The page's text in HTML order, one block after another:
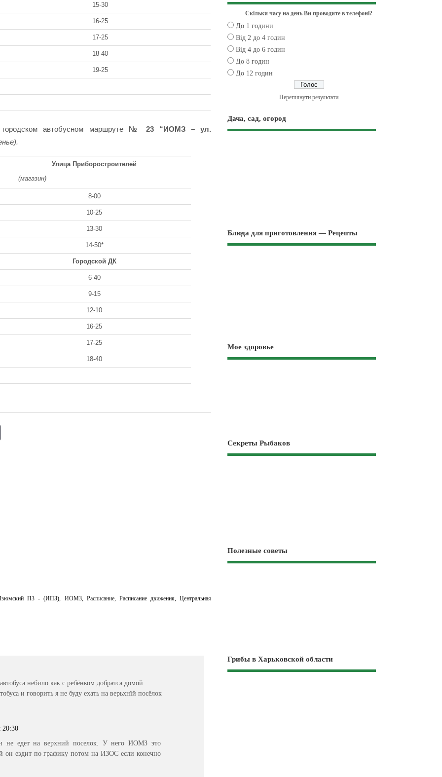
15-30
16-25
17-25
18-40
19-25
автобусном маршруте № 23 “ИОМЗ – ул.
Улица Приборостроителей
(магазин)
8-00
10-25
13-30
14-50*
Городской ДК
6-40
9-15
12-10
16-25
17-25
18-40
ПЗ - (ИПЗ), ИОМЗ, Расписание, Расписание движения,Центральная
небило как с ребёнком добратса домой
и говорить я не буду ехать на верьхнїй посёлок
20:30
едет на верхний поселок. У него ИОМЗ это
он ездит по графику потом на ИЗОС если конечно
Скільки часу на день Ви проводите в телефоні?
До 1 години
Від 2 до 4 годин
Від 4 до 6 годин
До 8 годин
До 12 годин
Переглянути результати
Дача, сад, огород
Блюда для приготовления — Рецепты
Мое здоровье
Секреты Рыбаков
Полезные советы
Грибы в Харьковской области